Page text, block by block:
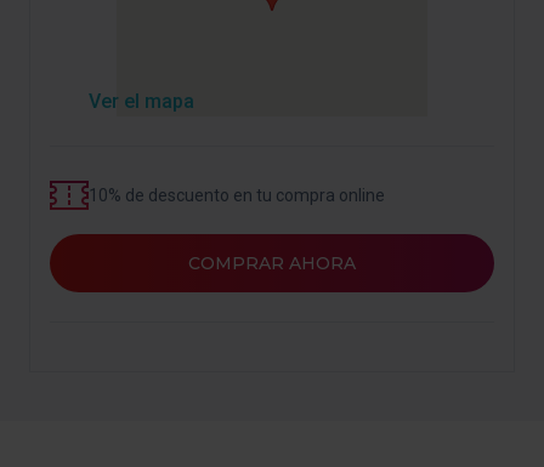
Las cookies necesarias son imprescindibles para el
nuestra Política de cookies
.
En cualquier momento de la navegación en esta web,
podrás modificar tu selección de cookies seleccionando
la opción “Gestor de cookies”, que encontrarás en el
Ver el mapa
10% de descuento en tu compra online
COMPRAR AHORA